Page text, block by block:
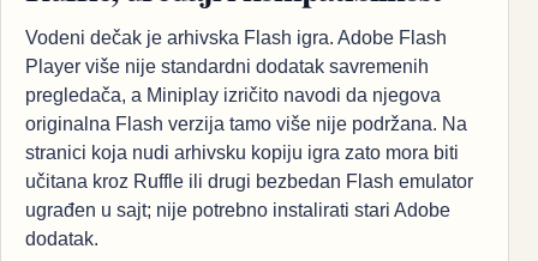
Vodeni dečak je arhivska Flash igra. Adobe Flash
Player više nije standardni dodatak savremenih
pregledača, a Miniplay izričito navodi da njegova
originalna Flash verzija tamo više nije podržana. Na
stranici koja nudi arhivsku kopiju igra zato mora biti
učitana kroz Ruffle ili drugi bezbedan Flash emulator
ugrađen u sajt; nije potrebno instalirati stari Adobe
dodatak.